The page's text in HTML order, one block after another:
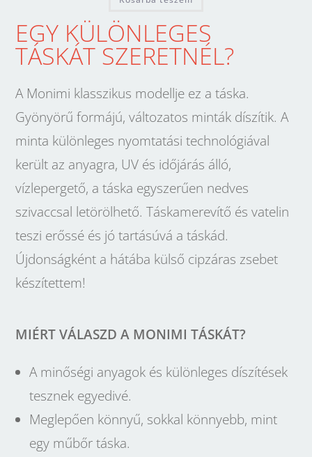
EGY KÜLÖNLEGES
TÁSKÁT SZERETNÉL?
A Monimi klasszikus modellje ez a táska.
Gyönyörű formájú, változatos minták díszítik. A
minta különleges nyomtatási technológiával
került az anyagra, UV és időjárás álló,
vízlepergető, a táska egyszerűen nedves
szivaccsal letörölhető. Táskamerevítő és vatelin
teszi erőssé és jó tartásúvá a táskád.
Újdonságként a hátába külső cipzáras zsebet
készítettem!
MIÉRT VÁLASZD A MONIMI TÁSKÁT?
A minőségi anyagok és különleges díszítések
tesznek egyedivé.
Meglepően könnyű, sokkal könnyebb, mint
egy műbőr táska.